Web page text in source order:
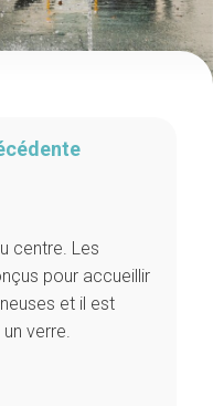
centre. Les
pour accueillir
et il est
verre.